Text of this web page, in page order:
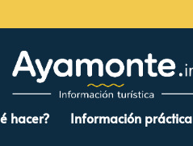
hacer? Información práctica